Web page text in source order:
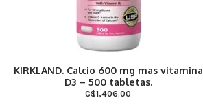
KIRKLAND. Calcio 600 mg mas vitamina
D3 – 500 tabletas.
C$1,406.00